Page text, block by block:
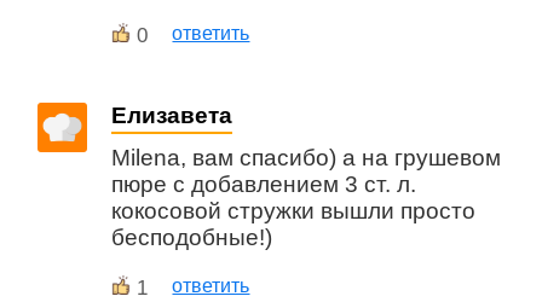
0 ответить
Елизавета
Milena, вам спасибо) а на грушевом
пюре с добавлением 3 ст. л.
кокосовой стружки вышли просто
бесподобные!)
1 ответить